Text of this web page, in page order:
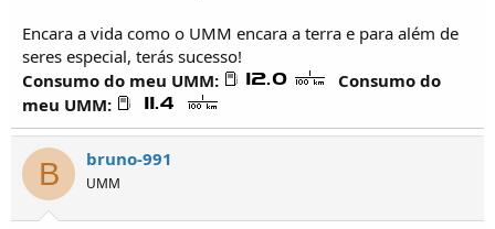
Encara a vida como o UMM encara a terra e para além de
seres especial, terás sucesso!
Consumo do meu UMM:
Consumo do
meu UMM:
B bruno-991
UMM